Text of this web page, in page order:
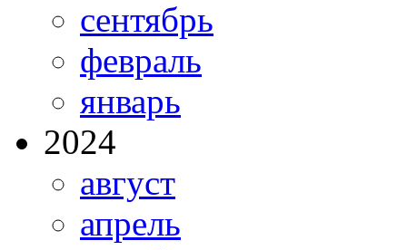
сентябрь
февраль
январь
2024
август
апрель